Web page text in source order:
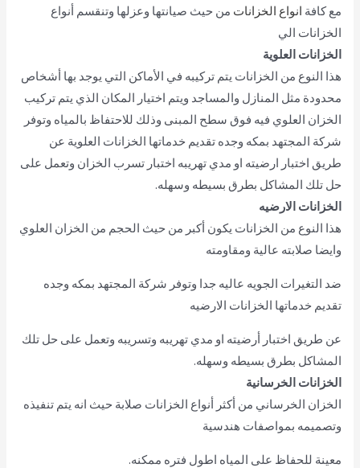
مع كافة انواع الخزانات من حيث صيانتها وعزلها وتنقسم أنواع
الخزانات الي
الخزانات العلوية
هذا النوع من الخزانات يتم تركيبه في الأماكن التي يوجد بها أشخاص
محدودة مثل المنازل والمساجد ويتم اختيار المكان الذي يتم تركيب
الخزان العلوي فيه فوق سطح المبنى وذلك للاحتفاظ بالمياه وتوفر
شركة المجتهد بمكه وجده تقديم خدماتها الخزانات العلوية عن
طريق اختبار ارضيته او مدي تهريبه اختبار تسرب الخزان وتعمل على
حل تلك المشاكل بطرق بسيطه وسهله.
الخزانات الارضيه
هذا النوع من الخزانات يكون أكبر من حيث الحجم من الخزان العلوي
وايضا صلابته عالية ومقاومته
ضد التغيرات الجويه عاليه جدا وتوفر شركة المجتهد بمكه وجده
تقديم خدماتها الخزانات الارضيه
عن طريق اختبار أرضيته او مدي تهريبه وتسريبه وتعمل على حل تلك
المشاكل بطرق بسيطه وسهله.
الخزانات الخرسانية
الخزان الخرساني من أكثر أنواع الخزانات صلابة حيث انه يتم تنفيذه
وتصميمه بمواصفات هندسية
معينة للحفاظ على المياه اطول فتره ممكنه.